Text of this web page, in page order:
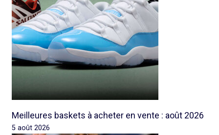
Meilleures baskets à acheter en vente : août 2026
5 août 2026